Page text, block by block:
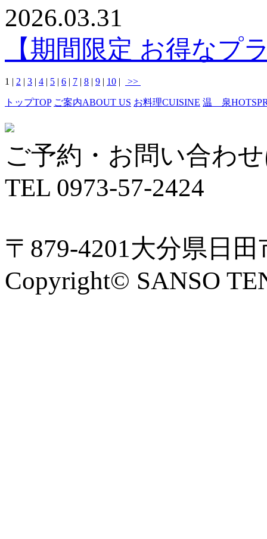
2026.03.31
【期間限定 お得なプ
1 | 2 | 3 | 4 | 5 | 6 | 7 | 8 | 9 | 10 | >>
トップTOP ご案内ABOUT US お料理CUISINE 温 泉
ご予約・お問い合わ
TEL 0973-57-2424
〒879-4201大分県日
Copyright© SANSO